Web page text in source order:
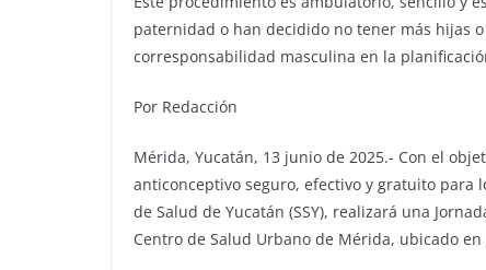
paternidad o han decidido no tener más hijas
corresponsabilidad masculina en la
Por Redacción
Mérida, Yucatán, 13 junio de 2025.- Con el
anticonceptivo seguro, efectivo y gratuito para
de Salud de Yucatán (SSY), realizará una
Centro de Salud Urbano de Mérida, ubicado